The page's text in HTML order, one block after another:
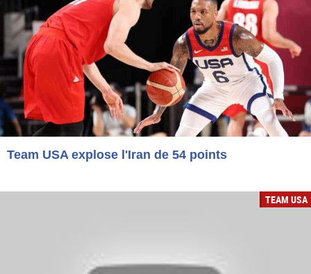
Team USA explose l'Iran de 54 points
TEAM USA